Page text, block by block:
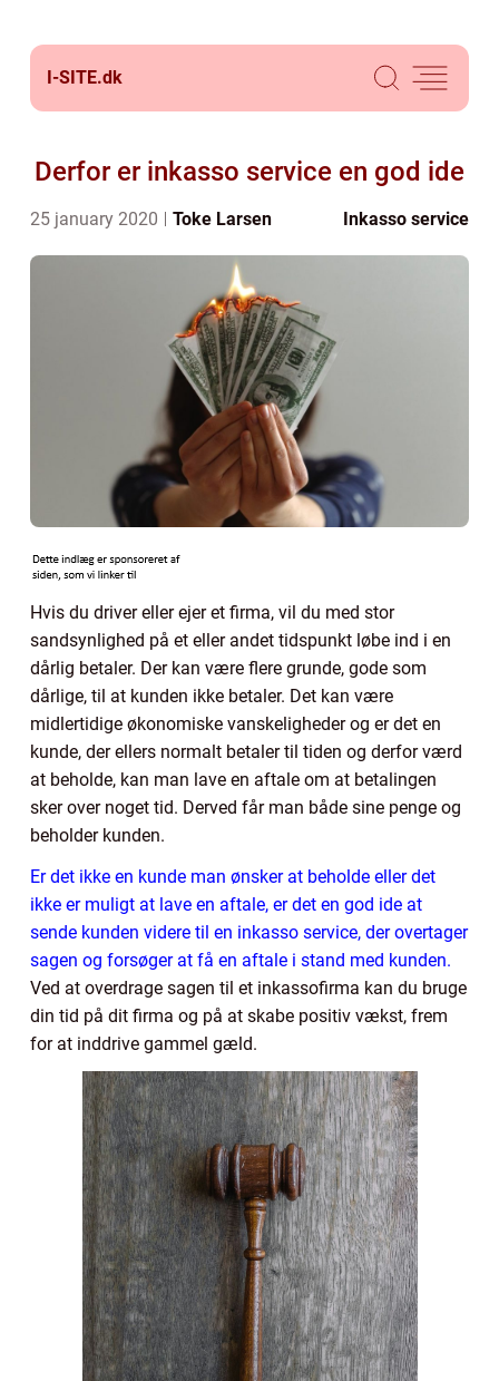
I-SITE.dk
Derfor er inkasso service en god ide
25 january 2020 Toke Larsen Inkasso service
Hvis du driver eller ejer et firma, vil du med stor
sandsynlighed på et eller andet tidspunkt løbe ind i en
dårlig betaler. Der kan være flere grunde, gode som
dårlige, til at kunden ikke betaler. Det kan være
midlertidige økonomiske vanskeligheder og er det en
kunde, der ellers normalt betaler til tiden og derfor værd
at beholde, kan man lave en aftale om at betalingen
sker over noget tid. Derved får man både sine penge og
beholder kunden.
Er det ikke en kunde man ønsker at beholde eller det
ikke er muligt at lave en aftale, er det en god ide at
sende kunden videre til en inkasso service, der overtager
sagen og forsøger at få en aftale i stand med kunden.
Ved at overdrage sagen til et inkassofirma kan du bruge
din tid på dit firma og på at skabe positiv vækst, frem
for at inddrive gammel gæld.